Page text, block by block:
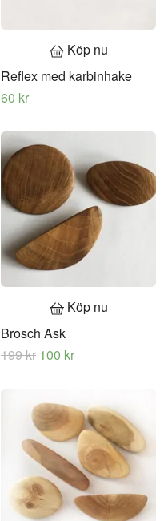
Köp nu
Reflex med karbinhake
60 kr
Köp nu
Brosch Ask
199 kr 100 kr